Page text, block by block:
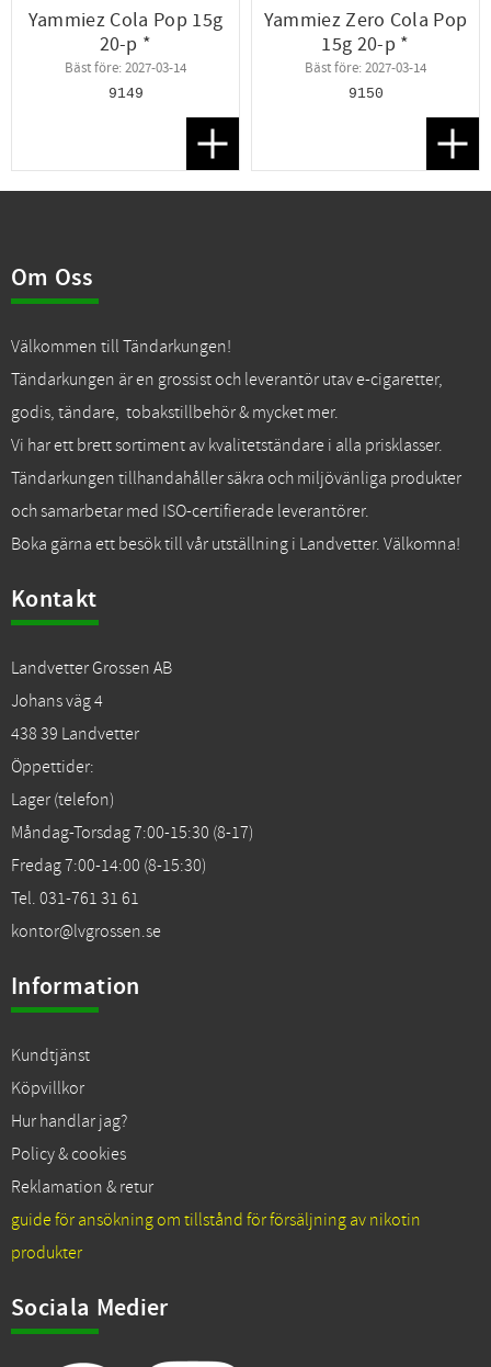
Yammiez Cola Pop 15g
20-p *
Bäst före: 2027-03-14
9149
Lägg till i favoriter
Yammiez Zero Cola Pop
15g 20-p *
Bäst före: 2027-03-14
9150
Om Oss
Välkommen till Tändarkungen!
Tändarkungen är en grossist och leverantör utav e-cigaretter,
godis, tändare, tobakstillbehör & mycket mer.
Vi har ett brett sortiment av kvalitetständare i alla prisklasser.
Tändarkungen tillhandahåller säkra och miljövänliga produkter
och samarbetar med ISO-certifierade leverantörer.
Boka gärna ett besök till vår utställning i Landvetter. Välkomna!
Kontakt
Landvetter Grossen AB
Johans väg 4
438 39 Landvetter
Öppettider:
Lager (telefon)
Måndag-Torsdag 7:00-15:30 (8-17)
Fredag 7:00-14:00 (8-15:30)
Tel. 031-761 31 61
kontor@lvgrossen.se
Information
Kundtjänst
Köpvillkor
Hur handlar jag?
Policy & cookies
Reklamation & retur
guide för ansökning om tillstånd för försäljning av nikotin
produkter
Sociala Medier